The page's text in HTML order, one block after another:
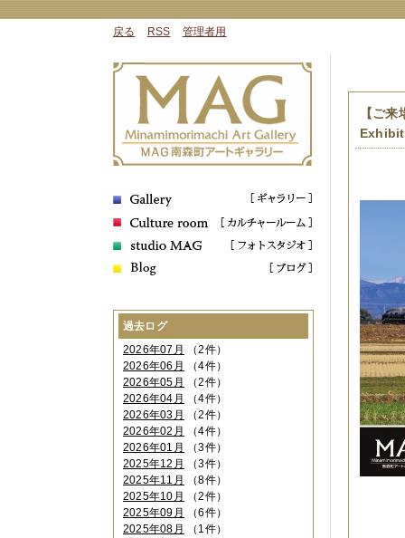
戻る RSS 管理者用
【ご
過去ログ
2026年07月
（2件）
2026年06月
（4件）
2026年05月
（2件）
2026年04月
（4件）
2026年03月
（2件）
2026年02月
（4件）
2026年01月
（3件）
2025年12月
（3件）
2025年11月
（8件）
2025年10月
（2件）
2025年09月
（6件）
2025年08月
（1件）